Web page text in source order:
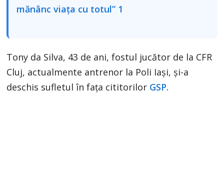
Tony da Silva, 43 de ani, fostul jucător de la CFR
Cluj, actualmente antrenor la Poli Iași, și-a
deschis sufletul în fața cititorilor GSP.